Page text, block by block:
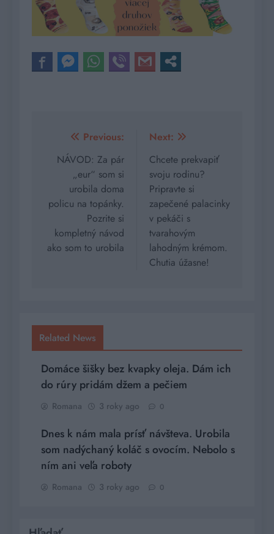
Navigácia
článku
Previous:
NÁVOD: Za pár
„eur“ som si
urobila doma
policu na topánky.
Pozrite si
kompletný návod
ako som to urobila
Next:
Chcete prekvapiť
svoju rodinu?
Pripravte si
zapečené palacinky
v pekáči s
tvarahovým
lahodným krémom.
Chutia úžasne!
Related News
Domáce šišky bez kvapky oleja. Dám ich
do rúry pridám džem a pečiem
Romana 3 roky ago 0
Dnes k nám mala prísť návšteva. Urobila
som nadýchaný koláč s ovocím. Nebolo s
ním ani veľa roboty
Romana 3 roky ago 0